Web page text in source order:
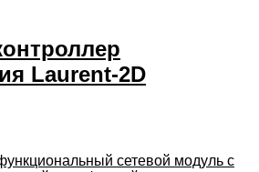
Laurent-2D
сетевой модуль с